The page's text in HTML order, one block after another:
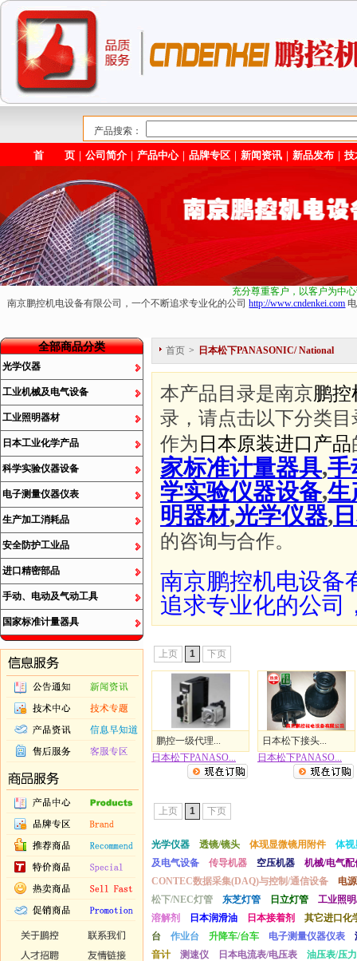
产品搜索：
首 页 ｜公司简介 ｜ 产品中心｜品牌专区 ｜新闻资讯 ｜新品发布 ｜技
充分尊重客户，以客户为中
南京鹏控机电设备有限公司，一个不断追求专业化的公司http://www.cndenkei.com
全部商品分类
光学仪器
工业机械及电气设备
工业照明器材
日本工业化学产品
科学实验仪器设备
电子测量仪器仪表
生产加工消耗品
安全防护工业品
进口精密部品
手动、电动及气动工具
国家标准计量器具
首页 > 日本松下PANASONIC/ National
本产品目录是南京鹏
录，请点击以下分类
作为 日本原装进口产品
家标准计量器具,手
学实验仪器设备,生
明器材,光学仪器,
的咨询与合作。
南京鹏控机电设备
追求专业化的公司
上页 1 下页
鹏控一级代理...
日本松下PANASO...
日本松下接头...
日本松下PANASO...
上页 1 下页
光学仪器 透镜/镜头 体现显微镜用附件
体视
及电气设备
传导机器 空压机器
机械/电气配
CONTEC数据采集(DAQ)与控制/通信设备
电
松下/NEC灯管
东芝灯管 日立灯管
工业照
溶解剂
日本润滑油 日本接着剂
其它进口化
台
作业台 升降车/台车 电子测量仪器仪表
音计
测速仪 日本电流表/电压表
油压表/压